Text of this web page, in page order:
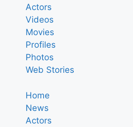
Actors
Videos
Movies
Profiles
Photos
Web Stories
Home
News
Actors